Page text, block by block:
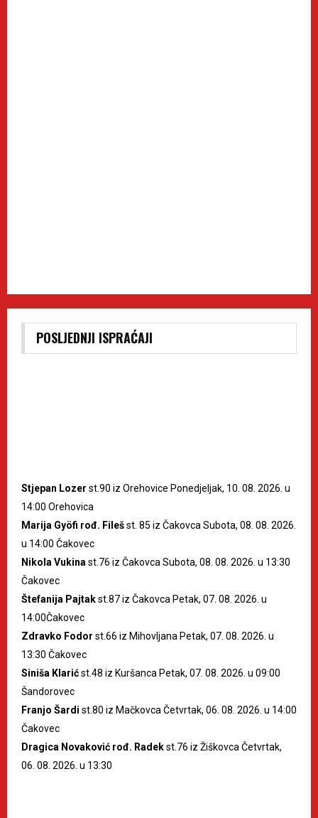
POSLJEDNJI ISPRAĆAJI
Stjepan Lozer st.90 iz Orehovice Ponedjeljak, 10. 08. 2026. u
14:00 Orehovica
Marija Gyöfi rođ. Filešst. 85 iz Čakovca Subota, 08. 08. 2026.
u 14:00 Čakovec
Nikola Vukina st.76 iz Čakovca Subota, 08. 08. 2026. u 13:30
Čakovec
Štefanija Pajtakst.87 iz Čakovca Petak, 07. 08. 2026. u
14:00Čakovec
Zdravko Fodor st.66 iz Mihovljana Petak, 07. 08. 2026. u
13:30 Čakovec
Siniša Klarićst.48 iz Kuršanca Petak, 07. 08. 2026. u 09:00
Šandorovec
Franjo Šardi st.80 iz Mačkovca Četvrtak, 06. 08. 2026. u 14:00
Čakovec
Dragica Novaković rođ. Radekst.76 iz Žiškovca Četvrtak,
06. 08. 2026. u 13:30